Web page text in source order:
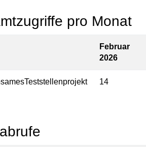
pro Monat
Februar
2026
14